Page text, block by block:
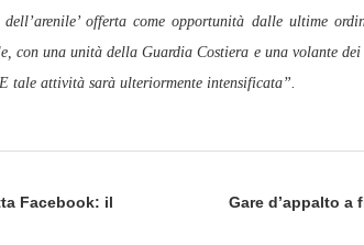
dell’arenile’ offerta come opportunità dalle ultime
con una unità della Guardia Costiera e una volante
tale attività sarà ulteriormente intensificata”.
Facebook: il
Gare d’appalto